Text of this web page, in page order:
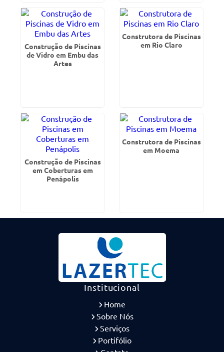
Construção de Piscinas
de Vidro em Embu das
Artes
Construtora de Piscinas
em Rio Claro
Construção de Piscinas
em Coberturas em
Penápolis
Construtora de Piscinas
em Moema
Institucional
Home
Sobre Nós
Serviços
Portifólio